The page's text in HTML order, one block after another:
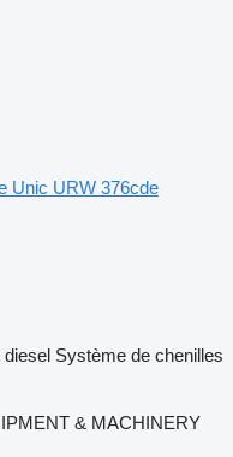
Unic URW 376cde
diesel Système de chenilles
& MACHINERY